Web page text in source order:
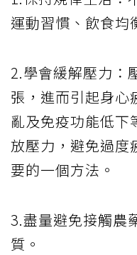
運動習慣、飲食均
2.學會緩解壓力：
張，進而引起身心
亂及免疫功能低下
放壓力，避免過度
要的一個方法。
3.盡量避免接觸農
質。